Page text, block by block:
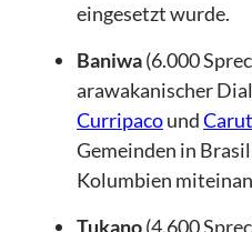
eingesetzt wurde.
Baniwa(6.000
arawakanischer
Curripacound
Gemeinden in
Kolumbien
Tukano(4.600